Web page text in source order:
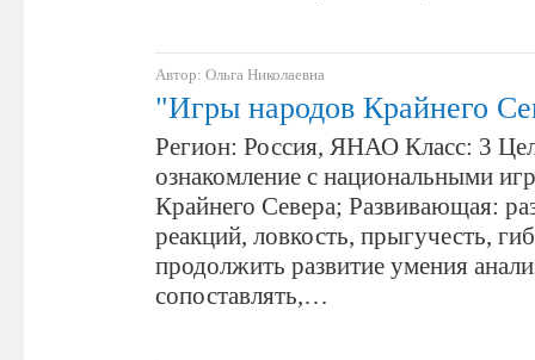
Автор: Ольга Николаевна
"Игры народов Крайнего
Регион: Россия, ЯНАО Класс: 3
ознакомление с национальными
Крайнего Севера; Развивающая:
реакций, ловкость, прыгучесть,
продолжить развитие умения
сопоставлять,…